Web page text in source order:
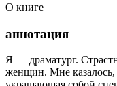
О книге
аннотация
Я — драматург.
женщин. Мне казалось,